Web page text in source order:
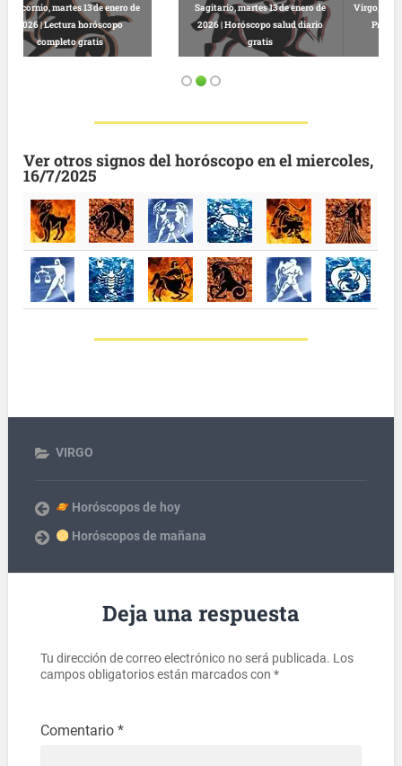
Virgo, martes 13 de enero de 2026 |
Predicciones astrológicas
gratuitas hoy
Leo, martes 13 de enero de 2026 |
Horóscopo completo y gratuito
Ver otros signos del horóscopo en el miercoles,
16/7/2025
VIRGO
Horóscopos de hoy
Horóscopos de mañana
Deja una respuesta
Tu dirección de correo electrónico no será publicada. Los
campos obligatorios están marcados con *
Comentario *